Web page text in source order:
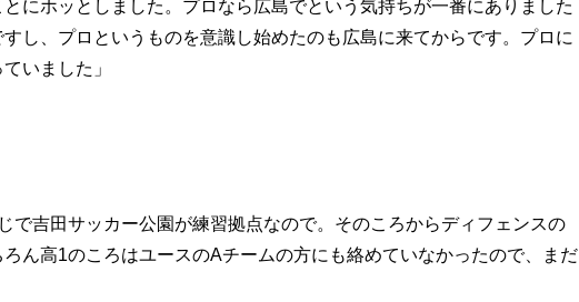
にホッとしました。プロなら広島でという気持ちが一番にありました
し、プロというものを意識し始めたのも広島に来てからです。プロに
いました」
で吉田サッカー公園が練習拠点なので。そのころからディフェンスの
ん高1のころはユースのAチームの方にも絡めていなかったので、まだ